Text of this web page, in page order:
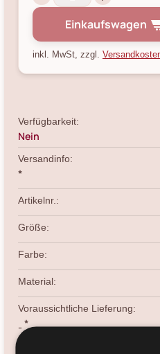
Einkaufswagen
inkl. MwSt, zzgl.
Verfügbarkeit:
Nein
Versandinfo:
*
Artikelnr.:
Größe:
Farbe:
Material:
Voraussichtliche Lieferung:
- *